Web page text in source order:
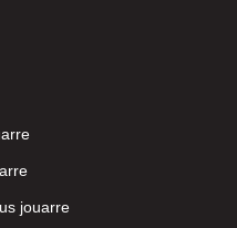
jouarre